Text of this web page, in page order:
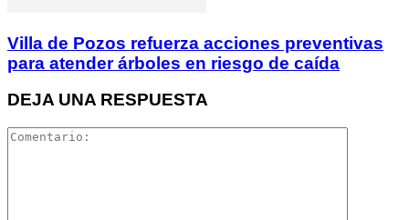
Villa de Pozos refuerza acciones preventivas
para atender árboles en riesgo de caída
DEJA UNA RESPUESTA